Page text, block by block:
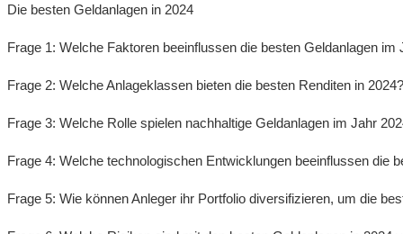
Die besten Geldanlagen in 2024
Frage 1: Welche Faktoren⁣ beeinflussen die besten Geldanlagen im
Frage‍ 2: Welche Anlageklassen⁣ bieten die ‍besten Renditen in⁣ 2024?
Frage 3: Welche Rolle spielen nachhaltige Geldanlagen ​im Jahr
Frage 4: Welche technologischen Entwicklungen beeinflussen die
Frage 5: Wie​ können Anleger‍ ihr Portfolio diversifizieren, um die